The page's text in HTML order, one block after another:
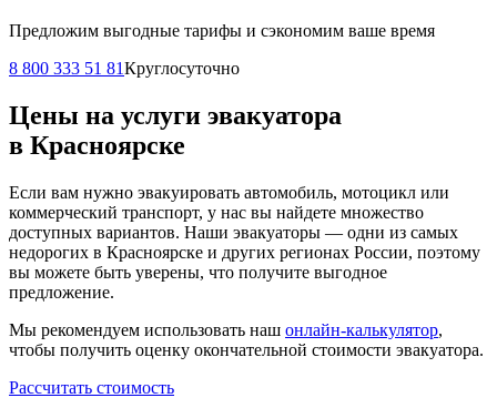
Предложим выгодные тарифы и сэкономим ваше время
8 800 333 51 81Круглосуточно
Цены на услуги эвакуатора
в Красноярске
Если вам нужно эвакуировать автомобиль, мотоцикл или
коммерческий транспорт, у нас вы найдете множество
доступных вариантов. Наши эвакуаторы — одни из самых
недорогих в Красноярске и других регионах России, поэтому
вы можете быть уверены, что получите выгодное
предложение.
Мы рекомендуем использовать наш онлайн-калькулятор,
чтобы получить оценку окончательной стоимости эвакуатора.
Рассчитать стоимость